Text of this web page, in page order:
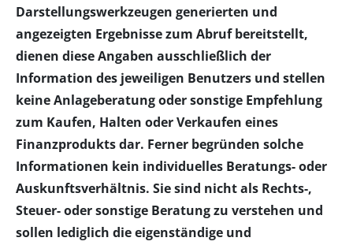
Darstellungswerkzeugen generierten und
angezeigten Ergebnisse zum Abruf bereitstellt,
dienen diese Angaben ausschließlich der
Information des jeweiligen Benutzers und stellen
keine Anlageberatung oder sonstige Empfehlung
zum Kaufen, Halten oder Verkaufen eines
Finanzprodukts dar. Ferner begründen solche
Informationen kein individuelles Beratungs- oder
Auskunftsverhältnis. Sie sind nicht als Rechts-,
Steuer- oder sonstige Beratung zu verstehen und
sollen lediglich die eigenständige und